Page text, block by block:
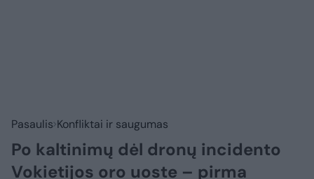
Pasaulis Konfliktai ir saugumas
Po kaltinimų dėl dronų incidento
Vokietijos oro uoste – pirma